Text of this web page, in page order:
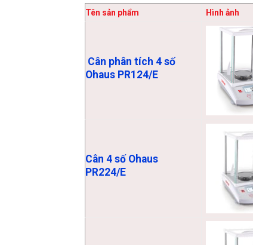
Tên sản phẩm Hình ảnh
Cân phân tích 4 số
Ohaus PR124/E
Cân 4 số Ohaus
PR224/E